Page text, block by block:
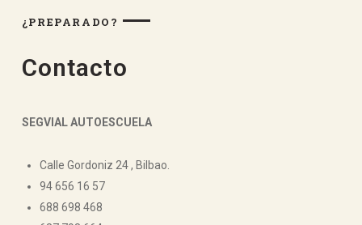
¿PREPARADO?
Contacto
SEGVIAL AUTOESCUELA
Calle Gordoniz 24 , Bilbao.
94 656 16 57
688 698 468